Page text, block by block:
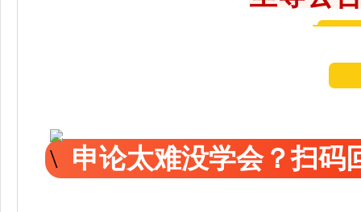
申论太难没学会？扫码